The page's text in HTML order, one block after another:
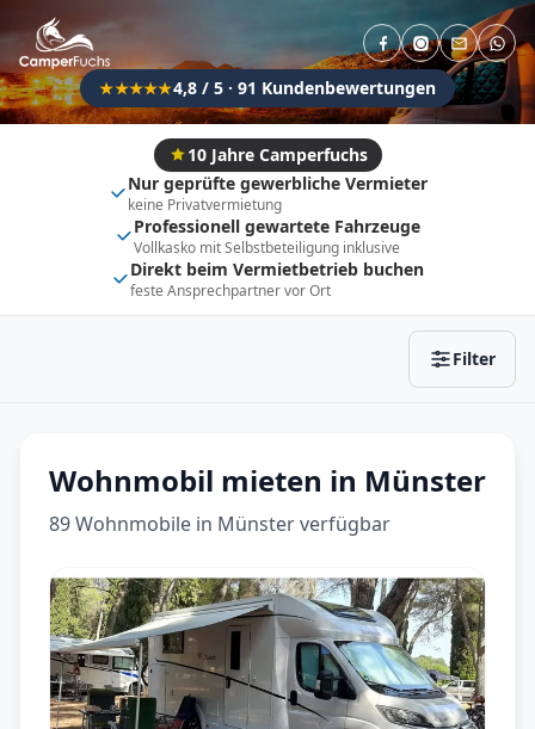
★★★★★4,8 / 5 · 91 Kundenbewertungen
10 Jahre Camperfuchs
Nur geprüfte gewerbliche Vermieter
keine Privatvermietung
Professionell gewartete Fahrzeuge
Vollkasko mit Selbstbeteiligung inklusive
Direkt beim Vermietbetrieb buchen
feste Ansprechpartner vor Ort
Filter
Flexibel (±3 Tage) Anhängerkupplung
Fahrzeugtyp
Vollintegriert Kastenwagen
Alkoven Teil-Integriert
Wohnwagen
Wohnmobil mieten in Münster
89 Wohnmobile in Münster verfügbar